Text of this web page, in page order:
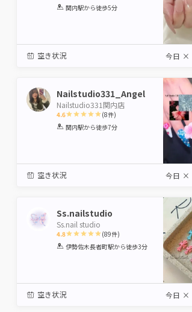
1 2 3 4 5
関内駅から徒歩5分
空き状況 今日 ×
Nailstudio331_Angel
Nailstudio331関内店
4.6
1 2 3 4 5
(8件)
関内駅から徒歩7分
空き状況 今日 ×
Ss.nailstudio
Ss.nail studio
4.8
1 2 3 4 5
(89件)
伊勢佐木長者町駅から徒歩3分
空き状況 今日 ×